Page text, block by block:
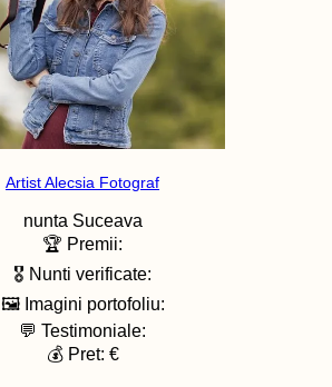
Artist Alecsia Fotograf
nunta Suceava
🏆 Premii:
🎖️ Nunti verificate:
🖼️ Imagini portofoliu:
💬 Testimoniale:
💰 Pret: €